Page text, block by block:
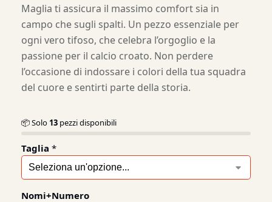
Maglia ti assicura il massimo comfort sia in
campo che sugli spalti. Un pezzo essenziale per
ogni vero tifoso, che celebra l’orgoglio e la
passione per il calcio croato. Non perdere
l’occasione di indossare i colori della tua squadra
del cuore e sentirti parte della storia.
📦 Solo 13 pezzi disponibili
Taglia *
Nomi+Numero